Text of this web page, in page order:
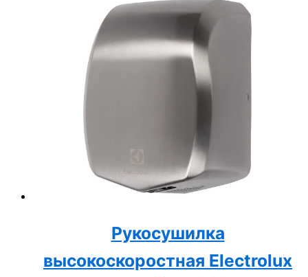
торговых и государственных учреждений.
Рукосушилка
высокоскоростная Electrolux